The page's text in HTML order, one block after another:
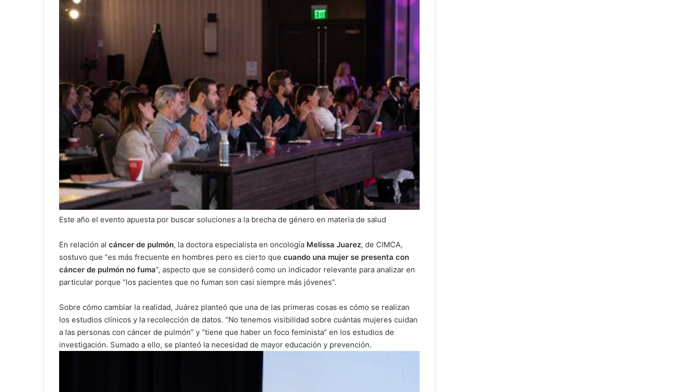
Este año el evento apuesta por buscar soluciones a la brecha de género en materia de salud
En relación al cáncer de pulmón, la doctora especialista en oncología Melissa Juarez, de CIMCA,
sostuvo que “es más frecuente en hombres pero es cierto que cuando una mujer se presenta con
cáncer de pulmón no fuma”, aspecto que se consideró como un indicador relevante para analizar en
particular porque “los pacientes que no fuman son casi siempre más jóvenes”.
Sobre cómo cambiar la realidad, Juárez planteó que una de las primeras cosas es cómo se realizan
los estudios clínicos y la recolección de datos. “No tenemos visibilidad sobre cuántas mujeres cuidan
a las personas con cáncer de pulmón” y “tiene que haber un foco feminista” en los estudios de
investigación. Sumado a ello, se planteó la necesidad de mayor educación y prevención.